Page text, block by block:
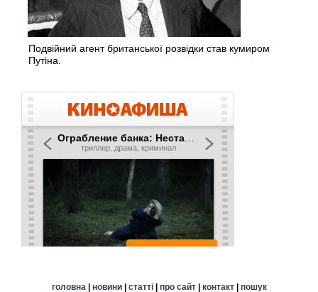
Подвійний агент британської розвідки став кумиром
Путіна.
головна| новини| статті| про сайт| контакт| пошук